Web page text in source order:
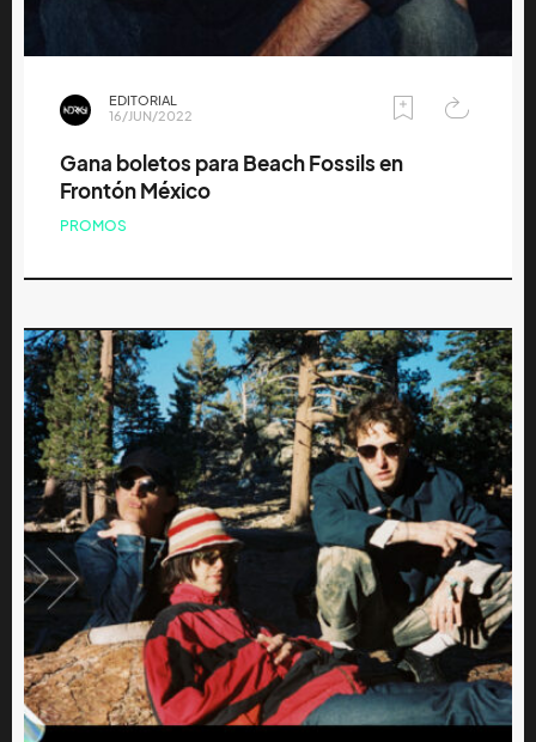
EDITORIAL
16/JUN/2022
Gana boletos para Beach Fossils en
Frontón México
PROMOS